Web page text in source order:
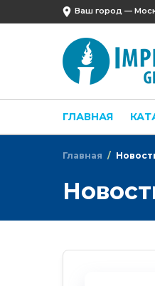
Ваш город —
ГЛАВНАЯ
Главная